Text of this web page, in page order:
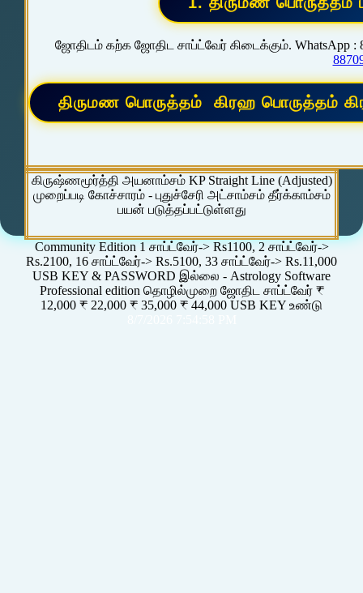
ஜோதிடம் கற்க ஜோதிட சாப்ட்வேர் கிடைக்கும். WhatsApp :
கிருஷ்ணமூர்த்தி அயனாம்சம் KP Straight Line (Adjusted)
முறைப்படி கோச்சாரம் - புதுச்சேரி அட்சாம்சம் தீர்க்காம்சம்
பயன் படுத்தப்பட்டுள்ளது
Community Edition 1 சாப்ட்வேர்-> Rs1100, 2 சாப்ட்வேர்->
Rs.2100, 16 சாப்ட்வேர்-> Rs.5100, 33 சாப்ட்வேர்-> Rs.11,000
USB KEY & PASSWORD இல்லை - Astrology Software
Professional edition தொழில்முறை ஜோதிட சாப்ட்வேர் ₹
12,000 ₹ 22,000 ₹ 35,000 ₹ 44,000 USB KEY உண்டு